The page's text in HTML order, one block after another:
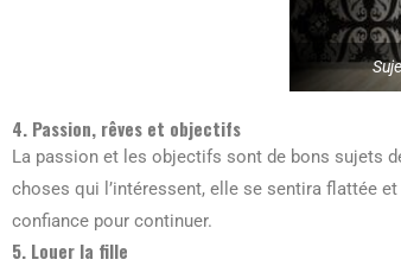
4. Passion, rêves et objectifs
La passion et les objectifs sont de bons sujets
choses qui l’intéressent, elle se sentira flattée
confiance pour continuer.
5. Louer la fille